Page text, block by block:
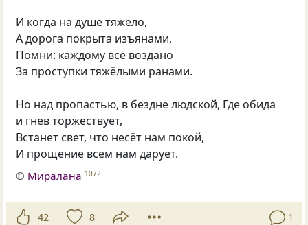
И когда на душе тяжело,
А дорога покрыта изъянами,
Помни: каждому всё воздано
За проступки тяжёлыми ранами.
Но над пропастью, в бездне людской, Где обида
и гнев торжествует,
Встанет свет, что несёт нам покой,
И прощение всем нам дарует.
© Миралана 1072
42 8 1